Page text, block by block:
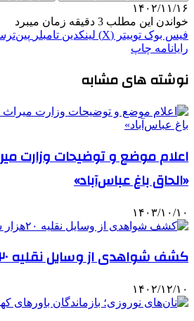
۱۴۰۲/۱۱/۱۶
خواندن این مطلب 3 دقیقه زمان میبرد
فیس بوک توییتر (X) لینکدین ‫تامبلر
رایانامه چاپ
نوشته های مشابه
اعلام موضع و توضیحات وزارت
«الحاق باغ عباس‌آباد»
۱۴۰۳/۱۰/۱۰
کشف شواهدی از وسایل نقلیه ۲۰هزار ساله
۱۴۰۲/۱۲/۱۰